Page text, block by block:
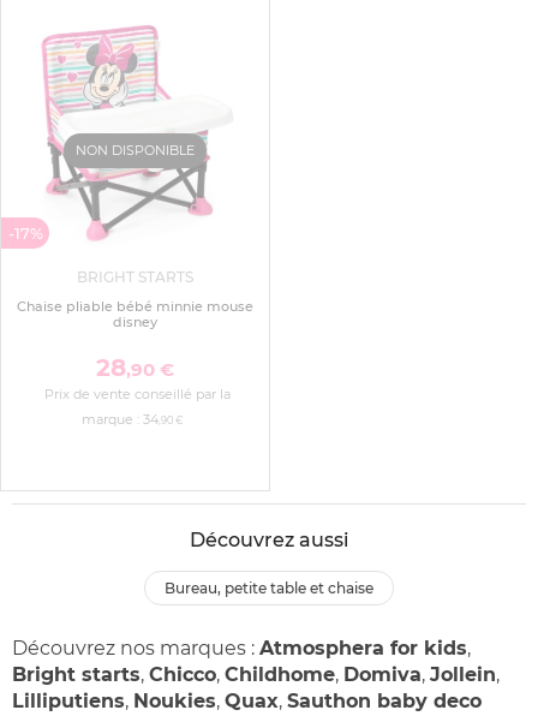
NON DISPONIBLE
-17%
BRIGHT STARTS
Chaise pliable bébé minnie mouse
disney
28,90 €
Prix de vente conseillé par la
marque : 34,90 €
Découvrez aussi
bureau, petite table et chaise
Découvrez nos marques : Atmosphera for kids,
Bright starts, Chicco, Childhome, Domiva, Jollein,
Lilliputiens, Noukies, Quax, Sauthon baby deco